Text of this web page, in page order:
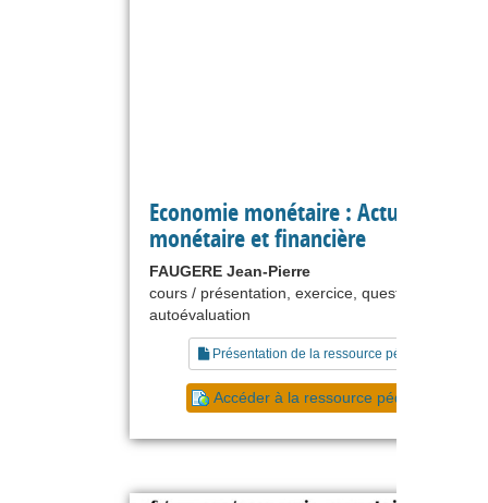
Economie monétaire : Actualité
monétaire et financière
FAUGERE Jean-Pierre
cours / présentation, exercice, questionnaire,
autoévaluation
Présentation de la ressource pédagogique
Accéder à la ressource pédagogique